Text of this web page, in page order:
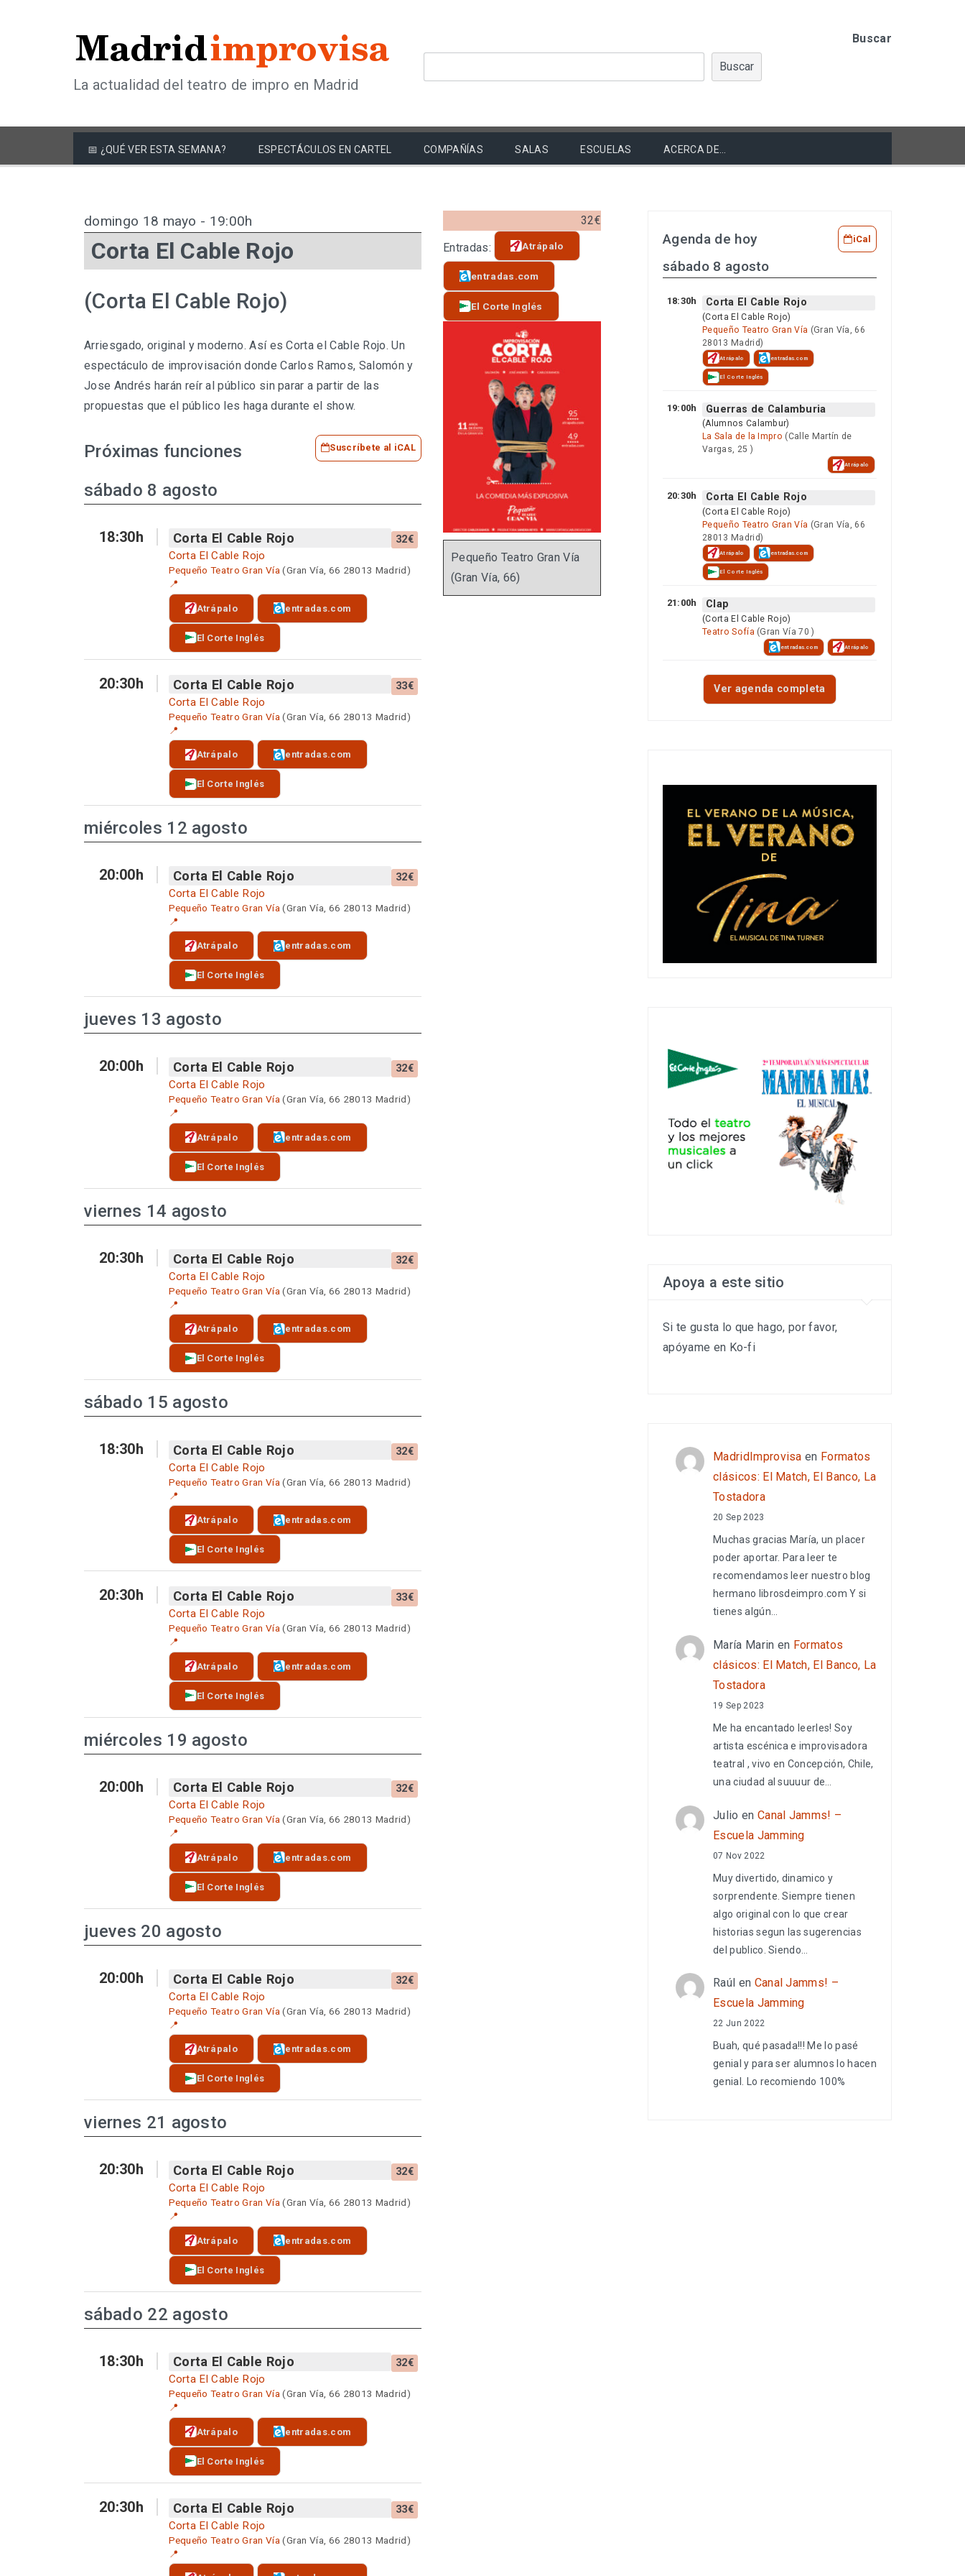
La actualidad del teatro de impro en Madrid
Buscar
Buscar
📅 ¿QUÉ VER ESTA SEMANA? ESPECTÁCULOS EN CARTEL COMPAÑÍAS SALAS ESCUELAS ACERCA DE…
domingo 18 mayo - 19:00h
Corta El Cable Rojo
(Corta El Cable Rojo)
Arriesgado, original y moderno. Así es Corta el Cable Rojo. Un
espectáculo de improvisación donde Carlos Ramos, Salomón y
Jose Andrés harán reír al público sin parar a partir de las
propuestas que el público les haga durante el show.
Próximas funciones Suscríbete al iCAL
sábado 8 agosto
18:30h Corta El Cable Rojo 32€
Corta El Cable Rojo
Pequeño Teatro Gran Vía(Gran Vía, 66 28013 Madrid)
📍
Atrápalo entradas.com
El Corte Inglés
20:30h Corta El Cable Rojo 33€
Corta El Cable Rojo
Pequeño Teatro Gran Vía (Gran Vía, 66 28013 Madrid)
📍
Atrápalo entradas.com
El Corte Inglés
miércoles 12 agosto
20:00h Corta El Cable Rojo 32€
Corta El Cable Rojo
Pequeño Teatro Gran Vía (Gran Vía, 66 28013 Madrid)
📍
Atrápalo entradas.com
El Corte Inglés
jueves 13 agosto
20:00h Corta El Cable Rojo 32€
Corta El Cable Rojo
Pequeño Teatro Gran Vía(Gran Vía, 66 28013 Madrid)
📍
Atrápalo entradas.com
El Corte Inglés
viernes 14 agosto
20:30h Corta El Cable Rojo 32€
Corta El Cable Rojo
Pequeño Teatro Gran Vía (Gran Vía, 66 28013 Madrid)
📍
Atrápalo entradas.com
El Corte Inglés
sábado 15 agosto
18:30h Corta El Cable Rojo 32€
Corta El Cable Rojo
Pequeño Teatro Gran Vía (Gran Vía, 66 28013 Madrid)
📍
Atrápalo entradas.com
El Corte Inglés
20:30h Corta El Cable Rojo 33€
Corta El Cable Rojo
Pequeño Teatro Gran Vía (Gran Vía, 66 28013 Madrid)
📍
Atrápalo entradas.com
El Corte Inglés
miércoles 19 agosto
20:00h Corta El Cable Rojo 32€
Corta El Cable Rojo
Pequeño Teatro Gran Vía(Gran Vía, 66 28013 Madrid)
📍
Atrápalo entradas.com
El Corte Inglés
jueves 20 agosto
20:00h Corta El Cable Rojo 32€
Corta El Cable Rojo
Pequeño Teatro Gran Vía (Gran Vía, 66 28013 Madrid)
📍
Atrápalo entradas.com
El Corte Inglés
viernes 21 agosto
20:30h Corta El Cable Rojo 32€
Corta El Cable Rojo
Pequeño Teatro Gran Vía (Gran Vía, 66 28013 Madrid)
📍
Atrápalo entradas.com
El Corte Inglés
sábado 22 agosto
18:30h Corta El Cable Rojo 32€
Corta El Cable Rojo
Pequeño Teatro Gran Vía(Gran Vía, 66 28013 Madrid)
📍
Atrápalo entradas.com
El Corte Inglés
20:30h Corta El Cable Rojo 33€
Corta El Cable Rojo
Pequeño Teatro Gran Vía (Gran Vía, 66 28013 Madrid)
📍
32€
Entradas:
Atrápalo
entradas.com
El Corte Inglés
Pequeño Teatro Gran Vía
(Gran Vía, 66)
Agenda de hoy iCal
sábado 8 agosto
18:30h Corta El Cable Rojo
(Corta El Cable Rojo)
Pequeño Teatro Gran Vía (Gran Vía, 66
28013 Madrid)
Atrápalo entradas.com
El Corte Inglés
19:00h Guerras de Calamburia
(Alumnos Calambur)
La Sala de la Impro (Calle Martín de
Vargas, 25 )
Atrápalo
20:30h Corta El Cable Rojo
(Corta El Cable Rojo)
Pequeño Teatro Gran Vía (Gran Vía, 66
28013 Madrid)
Atrápalo entradas.com
El Corte Inglés
21:00h Clap
(Corta El Cable Rojo)
Teatro Sofía (Gran Vía 70 )
entradas.com Atrápalo
Ver agenda completa
Apoya a este sitio
Si te gusta lo que hago, por favor,
apóyame en Ko-fi
MadridImprovisa en Formatos
clásicos: El Match, El Banco, La
Tostadora
20 Sep 2023
Muchas gracias María, un placer
poder aportar. Para leer te
recomendamos leer nuestro blog
hermano librosdeimpro.com Y si
tienes algún…
María Marin en Formatos
clásicos: El Match, El Banco, La
Tostadora
19 Sep 2023
Me ha encantado leerles! Soy
artista escénica e improvisadora
teatral , vivo en Concepción, Chile,
una ciudad al suuuur de…
Julio en Canal Jamms! –
Escuela Jamming
07 Nov 2022
Muy divertido, dinamico y
sorprendente. Siempre tienen
algo original con lo que crear
historias segun las sugerencias
del publico. Siendo…
Raúl en Canal Jamms! –
Escuela Jamming
22 Jun 2022
Buah, qué pasada!!! Me lo pasé
genial y para ser alumnos lo hacen
genial. Lo recomiendo 100%